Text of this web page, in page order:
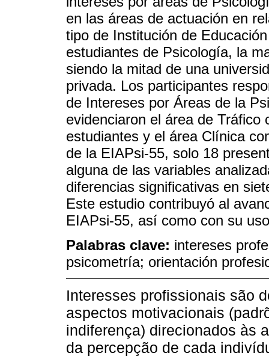
en las áreas de actuación en
tipo de Institución de
estudiantes de Psicología, la
siendo la mitad de una
privada. Los participantes
de Intereses por Áreas de la
evidenciaron el área de
estudiantes y el área Clínica
de la EIAPsi-55, solo 18
alguna de las variables
diferencias significativas en
Este estudio contribuyó al
EIAPsi-55, así como con su
Palabras clave: intereses
psicometría; orientación
Interesses profissionais são
aspectos motivacionais
indiferença) direcionados às
da percepção de cada